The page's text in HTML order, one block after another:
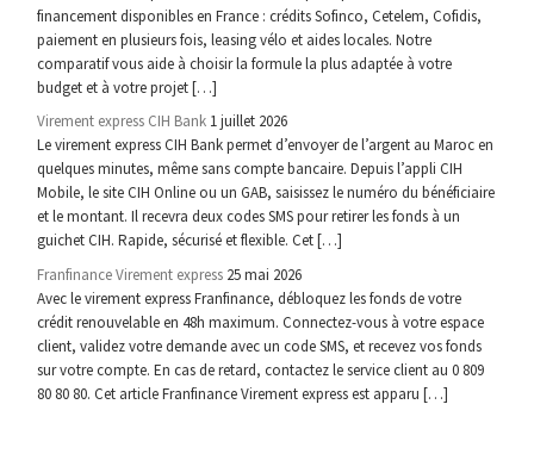
financement disponibles en France : crédits Sofinco, Cetelem, Cofidis,
paiement en plusieurs fois, leasing vélo et aides locales. Notre
comparatif vous aide à choisir la formule la plus adaptée à votre
budget et à votre projet […]
Virement express CIH Bank 1 juillet 2026
Le virement express CIH Bank permet d’envoyer de l’argent au Maroc en
quelques minutes, même sans compte bancaire. Depuis l’appli CIH
Mobile, le site CIH Online ou un GAB, saisissez le numéro du bénéficiaire
et le montant. Il recevra deux codes SMS pour retirer les fonds à un
guichet CIH. Rapide, sécurisé et flexible. Cet […]
Franfinance Virement express 25 mai 2026
Avec le virement express Franfinance, débloquez les fonds de votre
crédit renouvelable en 48h maximum. Connectez-vous à votre espace
client, validez votre demande avec un code SMS, et recevez vos fonds
sur votre compte. En cas de retard, contactez le service client au 0 809
80 80 80. Cet article Franfinance Virement express est apparu […]